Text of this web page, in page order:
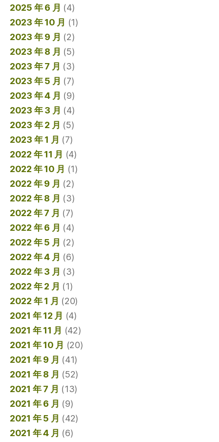
2025 年 6 月 (4)
2023 年 10 月 (1)
2023 年 9 月 (2)
2023 年 8 月 (5)
2023 年 7 月 (3)
2023 年 5 月 (7)
2023 年 4 月 (9)
2023 年 3 月 (4)
2023 年 2 月 (5)
2023 年 1 月 (7)
2022 年 11 月 (4)
2022 年 10 月 (1)
2022 年 9 月 (2)
2022 年 8 月 (3)
2022 年 7 月 (7)
2022 年 6 月 (4)
2022 年 5 月 (2)
2022 年 4 月 (6)
2022 年 3 月 (3)
2022 年 2 月 (1)
2022 年 1 月 (20)
2021 年 12 月 (4)
2021 年 11 月 (42)
2021 年 10 月 (20)
2021 年 9 月 (41)
2021 年 8 月 (52)
2021 年 7 月 (13)
2021 年 6 月 (9)
2021 年 5 月 (42)
2021 年 4 月 (6)